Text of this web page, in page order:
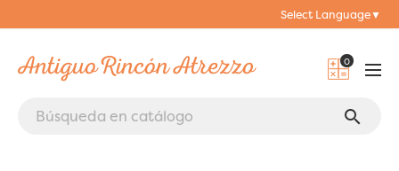
Select Language▼
0
search